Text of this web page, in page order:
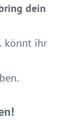
dein
könnt ihr